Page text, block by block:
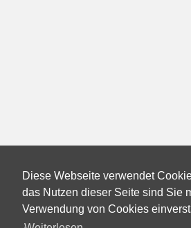
Diese Webseite verwendet
das Nutzen dieser Seite sind Sie
Verwendung von Cookies